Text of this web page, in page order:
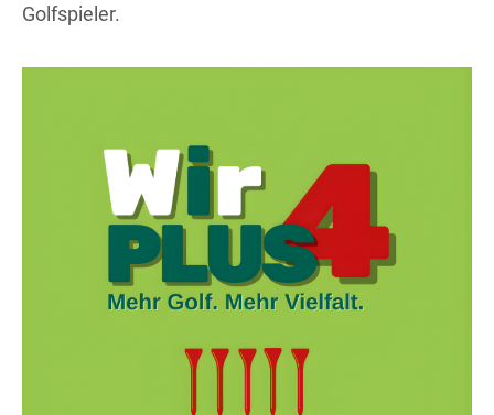
Golfspieler.